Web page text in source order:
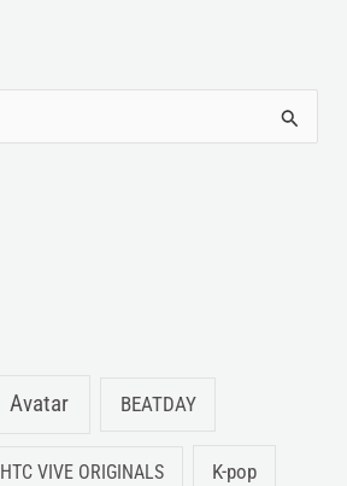
Avatar BEATDAY
HTC VIVE ORIGINALS K-pop